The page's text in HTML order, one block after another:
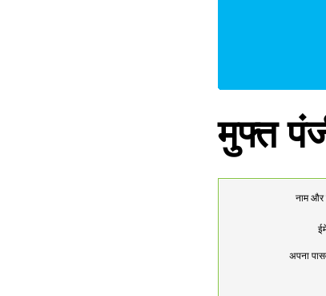
मुफ्त
नाम और
अपना